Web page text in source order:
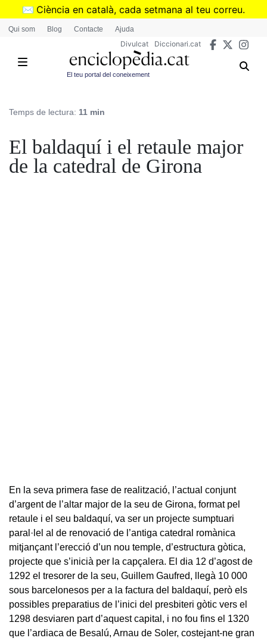
Vés
✉️ Ciència en català, cada setmana al teu correu.
➜Subscriu-te al butlletí de Divulcat
Qui som Blog Contacte Ajuda
Divulcat Diccionari.cat
El teu portal del coneixement
Temps de lectura: 11 min
El baldaquí i el retaule major
de la catedral de Girona
En la seva primera fase de realització, l’actual conjunt
d’argent de l’altar major de la seu de Girona, format pel
retaule i el seu baldaquí, va ser un projecte sumptuari
paral·lel al de renovació de l’antiga catedral romànica
mitjançant l’erecció d’un nou temple, d’estructura gòtica,
projecte que s’inicià per la capçalera. El dia 12 d’agost de
1292 el tresorer de la seu, Guillem Gaufred, llegà 10 000
sous barcelonesos per a la factura del baldaquí, però els
possibles preparatius de l’inici del presbiteri gòtic vers el
1298 desviaren part d’aquest capital, i no fou fins el 1320
que l’ardiaca de Besalú, Arnau de Soler, costejant-ne gran